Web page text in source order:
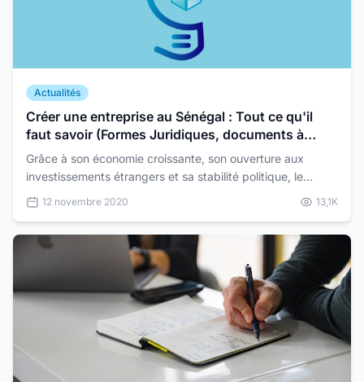
Actualités
Créer une entreprise au Sénégal : Tout ce qu'il
faut savoir (Formes Juridiques, documents à
fournir, obligations, etc)
Grâce à son économie croissante, son ouverture aux
investissements étrangers et sa stabilité politique, le
Sénégal est une destination populaire pour la créat...
12 novembre 2020 13,1K